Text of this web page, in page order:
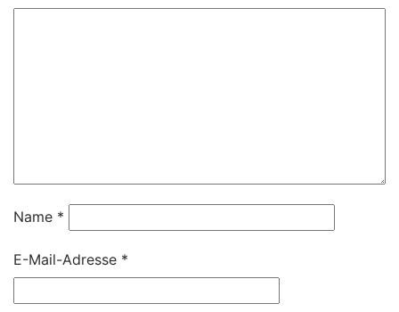
Name *
E-Mail-Adresse *